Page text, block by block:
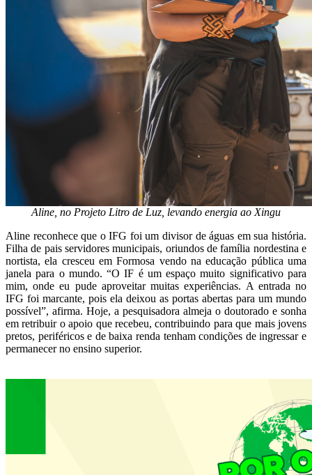
Aline, no Projeto Litro de Luz, levando energia ao Xingu
Aline reconhece que o IFG foi um divisor de águas em sua história.
Filha de pais servidores municipais, oriundos de família nordestina e
nortista, ela cresceu em Formosa vendo na educação pública uma
janela para o mundo. “O IF é um espaço muito significativo para
mim, onde eu pude aproveitar muitas experiências. A entrada no
IFG foi marcante, pois ela deixou as portas abertas para um mundo
possível”, afirma. Hoje, a pesquisadora almeja o doutorado e sonha
em retribuir o apoio que recebeu, contribuindo para que mais jovens
pretos, periféricos e de baixa renda tenham condições de ingressar e
permanecer no ensino superior.